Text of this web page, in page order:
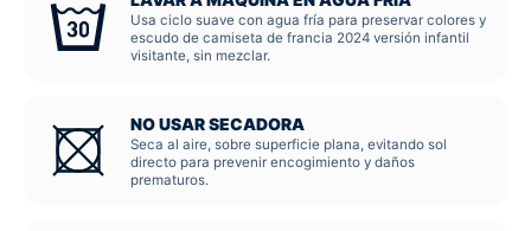
Usa ciclo suave con agua fría para preservar colores y
escudo de camiseta de francia 2024 versión infantil
visitante, sin mezclar.
NO USAR SECADORA
Seca al aire, sobre superficie plana, evitando sol
directo para prevenir encogimiento y daños
prematuros.